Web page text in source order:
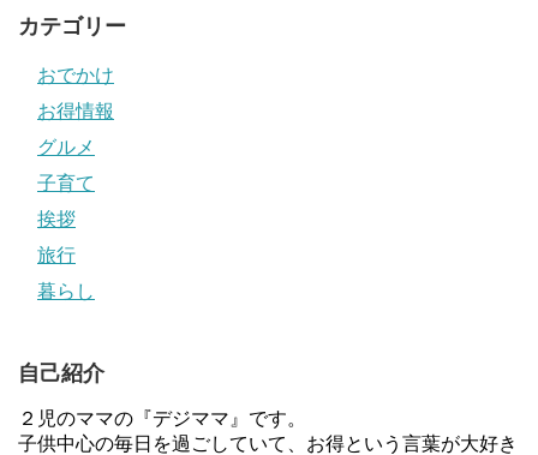
カテゴリー
おでかけ
お得情報
グルメ
子育て
挨拶
旅行
暮らし
自己紹介
２児のママの『デジママ』です。
子供中心の毎日を過ごしていて、お得という言葉が大好き